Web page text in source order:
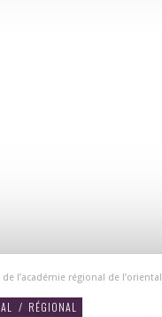
l’académie régional de l’oriental
/ RÉGIONAL